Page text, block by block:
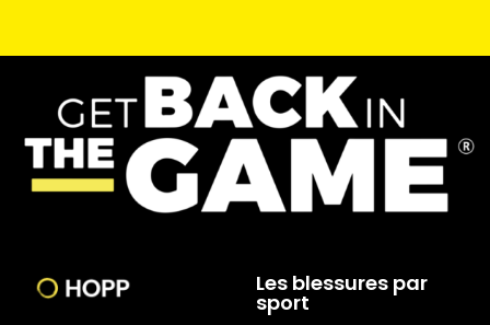
Les blessures par
sport